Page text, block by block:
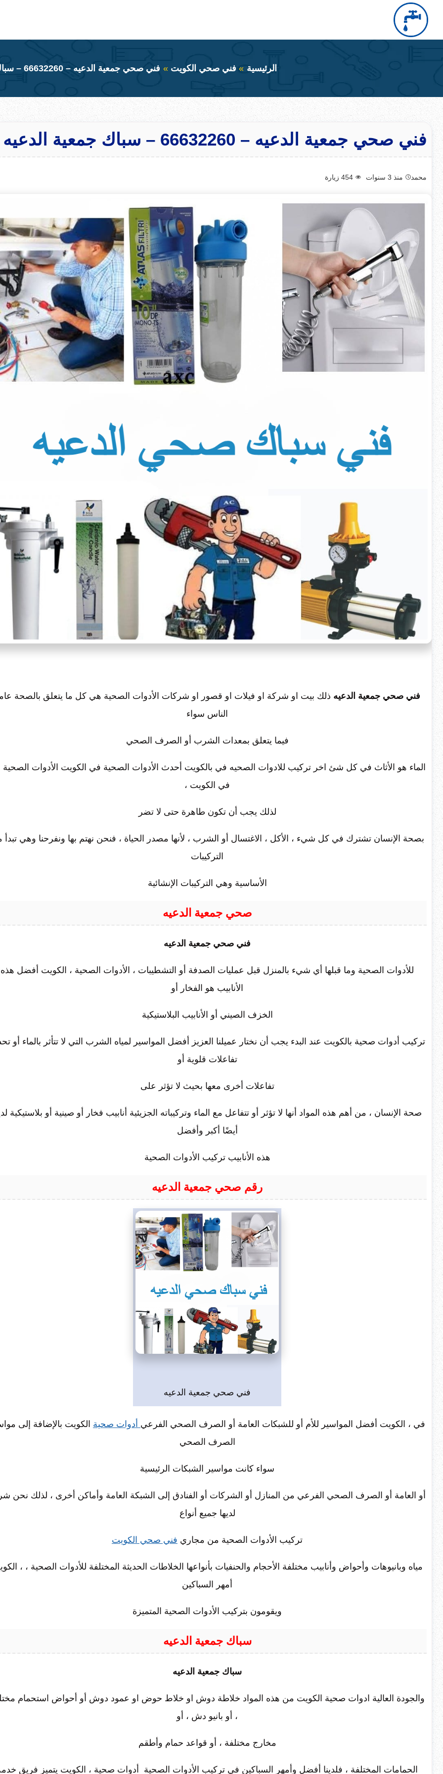
التجاوز
عن
الرئيسية فني صحي الكويت فني صحي جمعية الدعيه – 66632260 – سباك جمعية الدعيه
فني صحي جمعية الدعيه – 66632260 – سباك جمعية الدعيه
محمد منذ 3 سنوات 454 زيارة
فني صحي جمعية الدعيه ذلك بيت او شركة او فيلات او قصور او شركات الأدوات الصحية هي كل ما يتعلق بالصحة
الناس سواء
فيما يتعلق بمعدات الشرب أو الصرف الصحي
الماء هو الأثاث في كل شئ اخر تركيب للادوات الصحيه في بالكويت أحدث الأدوات الصحية في الكويت الأدوات
في الكويت ،
لذلك يجب أن تكون طاهرة حتى لا تضر
بصحة الإنسان تشترك في كل شيء ، الأكل ، الاغتسال أو الشرب ، لأنها مصدر الحياة ، فنحن نهتم بها ونفرحنا وهي
التركيبات
الأساسية وهي التركيبات الإنشائية
صحي جمعية الدعيه
فني صحي جمعية الدعيه
للأدوات الصحية وما قبلها أي شيء بالمنزل قبل عمليات الصدفة أو التشطيبات ، الأدوات الصحية ، الكويت أفضل هذه
الأنابيب هو الفخار أو
الخزف الصيني أو الأنابيب البلاستيكية
تركيب أدوات صحية بالكويت عند البدء يجب أن نختار عميلنا العزيز أفضل المواسير لمياه الشرب التي لا تتأثر بالماء أو
تفاعلات قلوية أو
تفاعلات أخرى معها بحيث لا تؤثر على
صحة الإنسان ، من أهم هذه المواد أنها لا تؤثر أو تتفاعل مع الماء وتركيباته الجزيئية أنابيب فخار أو صينية أو بلاستيكية
أيضًا أكبر وأفضل
هذه الأنابيب تركيب الأدوات الصحية
رقم صحي جمعية الدعيه
فني صحي جمعية الدعيه
في ، الكويت أفضل المواسير للأم أو للشبكات العامة أو الصرف الصحي الفرعي أدوات صحية الكويت بالإضافة إلى
الصرف الصحي
سواء كانت مواسير الشبكات الرئيسية
أو العامة أو الصرف الصحي الفرعي من المنازل أو الشركات أو الفنادق إلى الشبكة العامة وأماكن أخرى ، لذلك نحن
لديها جميع أنواع
تركيب الأدوات الصحية من مجاري فني صحي الكويت
مياه وبانيوهات وأحواض وأنابيب مختلفة الأحجام والحنفيات بأنواعها الخلاطات الحديثة المختلفة للأدوات الصحية ، ،
أمهر السباكين
ويقومون بتركيب الأدوات الصحية المتميزة
سباك جمعية الدعيه
سباك جمعية الدعيه
والجودة العالية ادوات صحية الكويت من هذه المواد خلاطة دوش او خلاط حوض او عمود دوش أو أحواض استحمام
، أو بانيو دش ، أو
مخارج مختلفة ، أو قواعد حمام وأطقم
الحمامات المختلفة ، فلدينا أفضل وأمهر السباكين في تركيب الأدوات الصحية أدوات صحية ، الكويت يتميز فريق